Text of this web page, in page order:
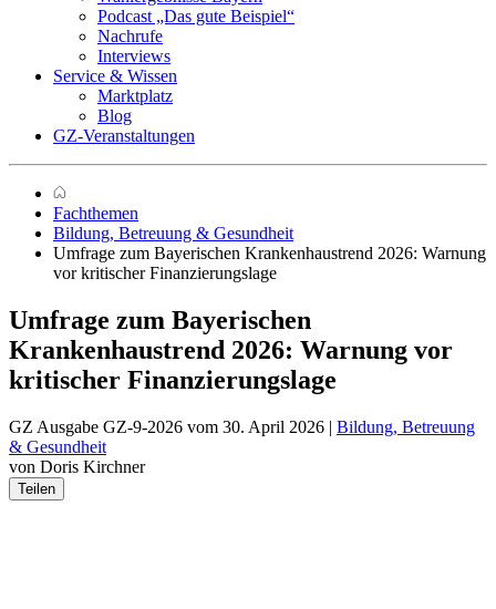
Podcast „Das gute Beispiel“
Nachrufe
Interviews
Service & Wissen
Marktplatz
Blog
GZ-Veranstaltungen
Fachthemen
Bildung, Betreuung & Gesundheit
Umfrage zum Bayerischen Krankenhaustrend 2026: Warnung
vor kritischer Finanzierungslage
Umfrage zum Bayerischen
Krankenhaustrend 2026: Warnung vor
kritischer Finanzierungslage
GZ Ausgabe GZ-9-2026 vom 30. April 2026 | Bildung, Betreuung
& Gesundheit
von Doris Kirchner
Teilen